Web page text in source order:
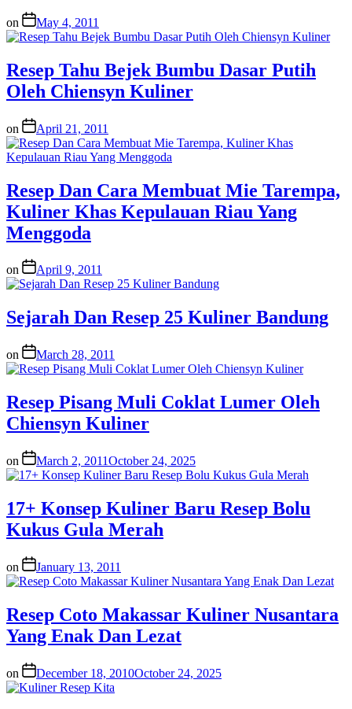
on May 4, 2011
Resep Tahu Bejek Bumbu Dasar Putih
Oleh Chiensyn Kuliner
on April 21, 2011
Resep Dan Cara Membuat Mie Tarempa,
Kuliner Khas Kepulauan Riau Yang
Menggoda
on April 9, 2011
Sejarah Dan Resep 25 Kuliner Bandung
on March 28, 2011
Resep Pisang Muli Coklat Lumer Oleh
Chiensyn Kuliner
on March 2, 2011October 24, 2025
17+ Konsep Kuliner Baru Resep Bolu
Kukus Gula Merah
on January 13, 2011
Resep Coto Makassar Kuliner Nusantara
Yang Enak Dan Lezat
on December 18, 2010October 24, 2025